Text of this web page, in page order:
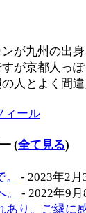
が九州の出
が京都人っ
人とよく間違
(全て見る)
- 2023年2月
- 2022年9月
あり。ご縁に